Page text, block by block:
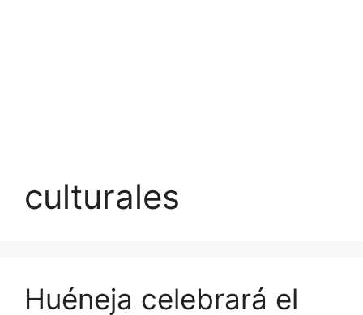
culturales
Huéneja celebrará el